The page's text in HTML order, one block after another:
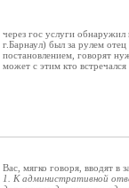
через гос услуги
г.Барнаул) был за рулем
постановлением, говорят
может с этим кто
Вас, мягко говоря, вводят
1. К административной